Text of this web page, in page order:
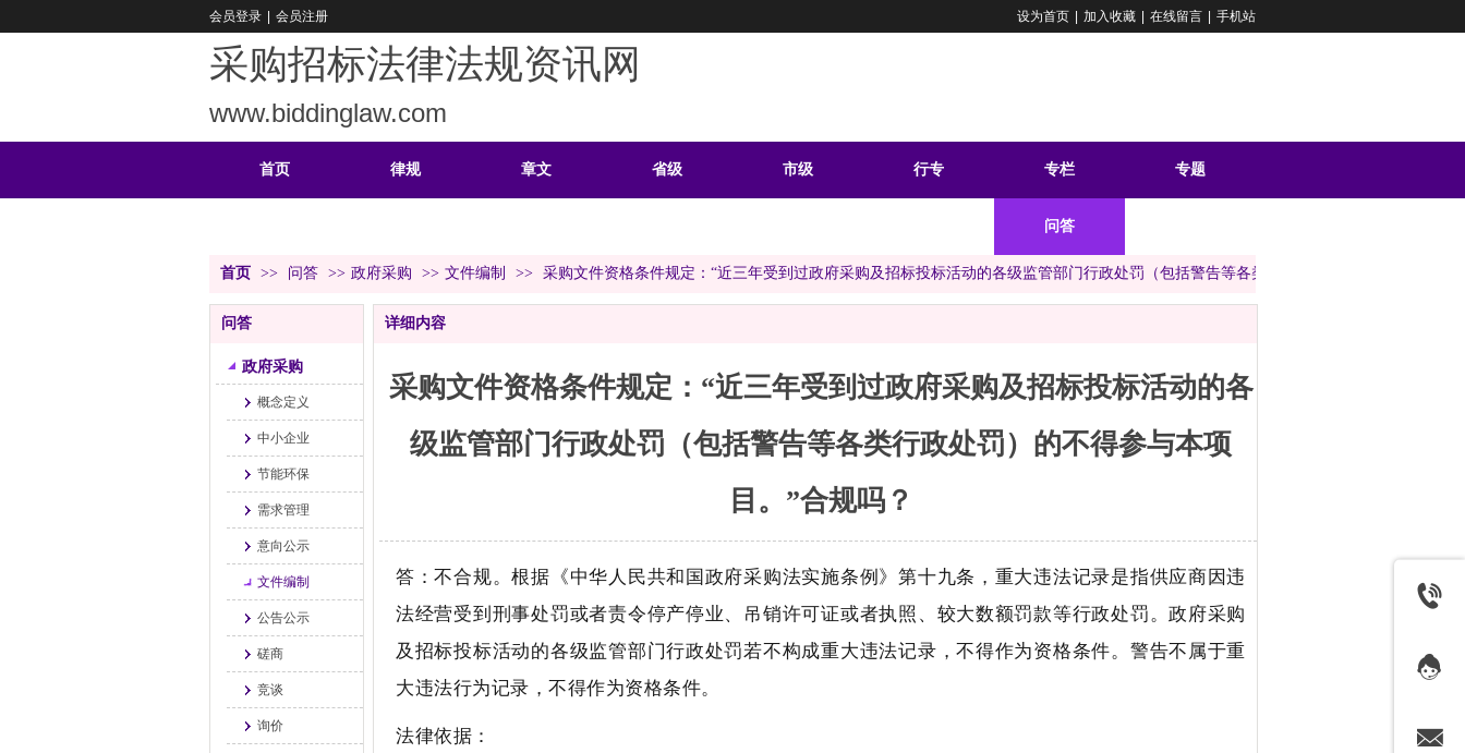
采购招标法律法规资讯网
www.biddinglaw.com
会员登录 会员注册 设为首页 加入收藏 在线留言 手机站
首页 律规 章文 省级 市级 行专 专栏 专题
问答
首页 >> 问答 >> 政府采购 >> 文件编制 >> 采购文件资格条件规定：“近三年受到过政府采购及招标投标活动的各级监管部门行政处罚（包括警告等各类行政处罚）的不得参与本项
问答
政府采购
概念定义
中小企业
节能环保
需求管理
意向公示
文件编制
公告公示
磋商
竞谈
询价
详细内容
采购文件资格条件规定：“近三年受到过政府采购及招标投标活动的各
级监管部门行政处罚（包括警告等各类行政处罚）的不得参与本项
目。”合规吗？
答：不合规。根据《中华人民共和国政府采购法实施条例》第十九条，重大违法记录是指供应商因违
法经营受到刑事处罚或者责令停产停业、吊销许可证或者执照、较大数额罚款等行政处罚。政府采购
及招标投标活动的各级监管部门行政处罚若不构成重大违法记录，不得作为资格条件。警告不属于重
大违法行为记录，不得作为资格条件。
法律依据：